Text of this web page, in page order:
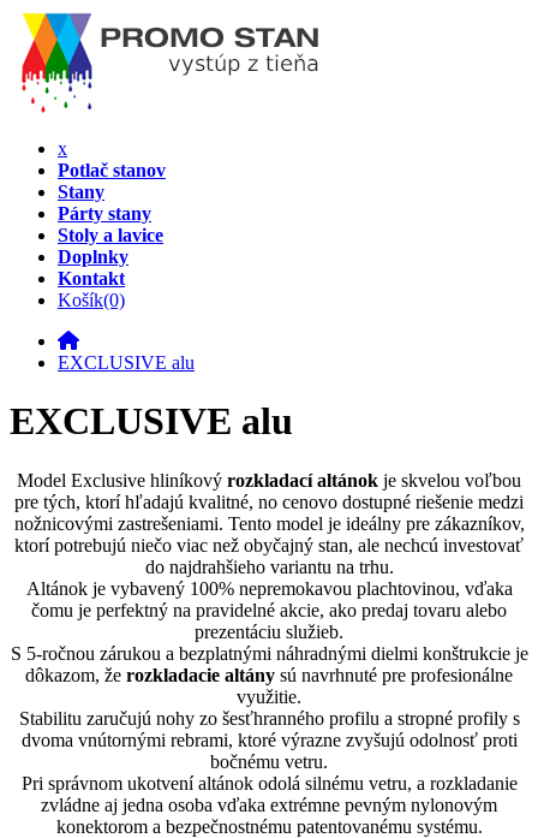
x
Potlač stanov
Stany
Párty stany
Stoly a lavice
Doplnky
Kontakt
Košík(0)
EXCLUSIVE alu
EXCLUSIVE alu
Model Exclusive hliníkový rozkladací altánok je skvelou voľbou
pre tých, ktorí hľadajú kvalitné, no cenovo dostupné riešenie medzi
nožnicovými zastrešeniami. Tento model je ideálny pre zákazníkov,
ktorí potrebujú niečo viac než obyčajný stan, ale nechcú investovať
do najdrahšieho variantu na trhu.
Altánok je vybavený 100% nepremokavou plachtovinou, vďaka
čomu je perfektný na pravidelné akcie, ako predaj tovaru alebo
prezentáciu služieb.
S 5-ročnou zárukou a bezplatnými náhradnými dielmi konštrukcie je
dôkazom, že rozkladacie altány sú navrhnuté pre profesionálne
využitie.
Stabilitu zaručujú nohy zo šesťhranného profilu a stropné profily s
dvoma vnútornými rebrami, ktoré výrazne zvyšujú odolnosť proti
bočnému vetru.
Pri správnom ukotvení altánok odolá silnému vetru, a rozkladanie
zvládne aj jedna osoba vďaka extrémne pevným nylonovým
konektorom a bezpečnostnému patentovanému systému.